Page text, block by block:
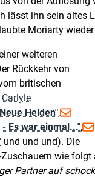
lässt ihn sein altes
Moriarty
weiteren
Rückkehr von
britischen
Helden",
Es war einmal...",
und und und). Die
wie
Partner auf